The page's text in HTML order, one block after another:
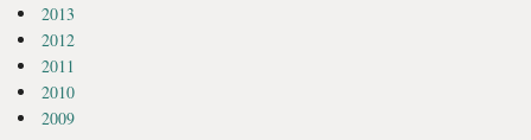
2013
2012
2011
2010
2009